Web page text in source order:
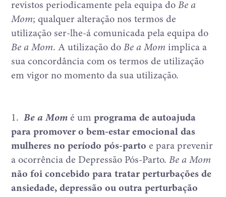
revistos periodicamente pela equipa do Be a
Mom; qualquer alteração nos termos de
utilização ser-lhe-á comunicada pela equipa do
Be a Mom. A utilização do Be a Mom implica a
sua concordância com os termos de utilização
em vigor no momento da sua utilização.
1. Be a Mom é umprograma de autoajuda
para promover o bem-estar emocional das
mulheres no período pós-parto e para prevenir
a ocorrência de Depressão Pós-Parto. Be a Mom
não foi concebido para tratar perturbações de
ansiedade, depressão ou outra perturbação